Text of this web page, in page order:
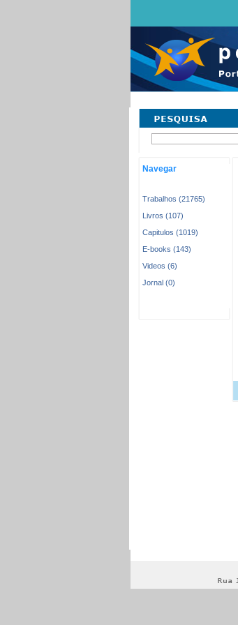
Navegar
Trabalhos (21765)
Livros (107)
Capitulos (1019)
E-books (143)
Videos (6)
Jornal (0)